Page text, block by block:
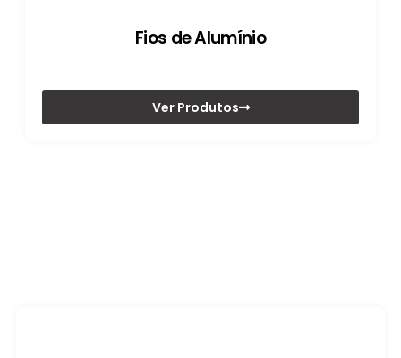
Fios de Alumínio
Ver Produtos